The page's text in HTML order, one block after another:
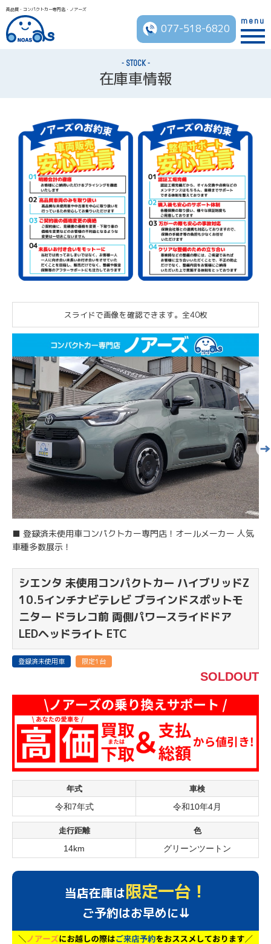
高品質・コンパクトカー専門店・ノアーズ
077-518-6820
menu
STOCK
在庫車情報
シエンタ 未使用コンパクトカー ハイブリッドZ
10.5インチナビテレビ ブラインドスポットモ
ニター ドラレコ前 両側パワースライドドア
LEDヘッドライト ETC
スライドで画像を確認できます。 全40枚
■ 登録済未使用車コンパクトカー専門店！オールメーカー 人気
車種多数展示！
登録済未使用車 限定1台
SOLDOUT
年式 車検
令和7年式 令和10年4月
走行距離 色
14km グリーンツートン
当店在庫は限定一台！
ご予約はお早めに⇊